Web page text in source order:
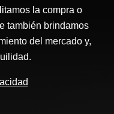
la compra o
también brindamos
del mercado y,